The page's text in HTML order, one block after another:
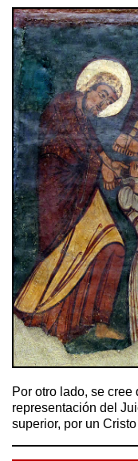
Por otro lado, se
representación del
superior, por un